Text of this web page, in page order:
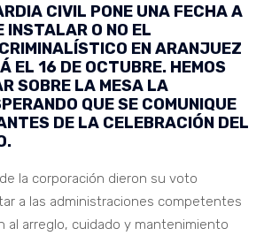
CIVIL PONE UNA FECHA A
INSTALAR O NO EL
EN ARANJUEZ
EL 16 DE OCTUBRE. HEMOS
SOBRE LA MESA LA
QUE SE COMUNIQUE
DE LA CELEBRACIÓN DEL
la corporación dieron su voto
a las administraciones competentes
al arreglo, cuidado y mantenimiento